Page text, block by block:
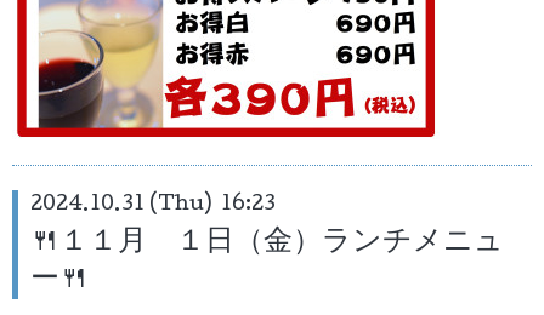
2024.10.31 (Thu) 16:23
🍴１１月 １日（金）ランチメニュ
ー🍴